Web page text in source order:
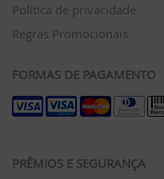
Política de privacidade
Regras Promocionais
FORMAS DE PAGAMENTO
PRÊMIOS E SEGURANÇA